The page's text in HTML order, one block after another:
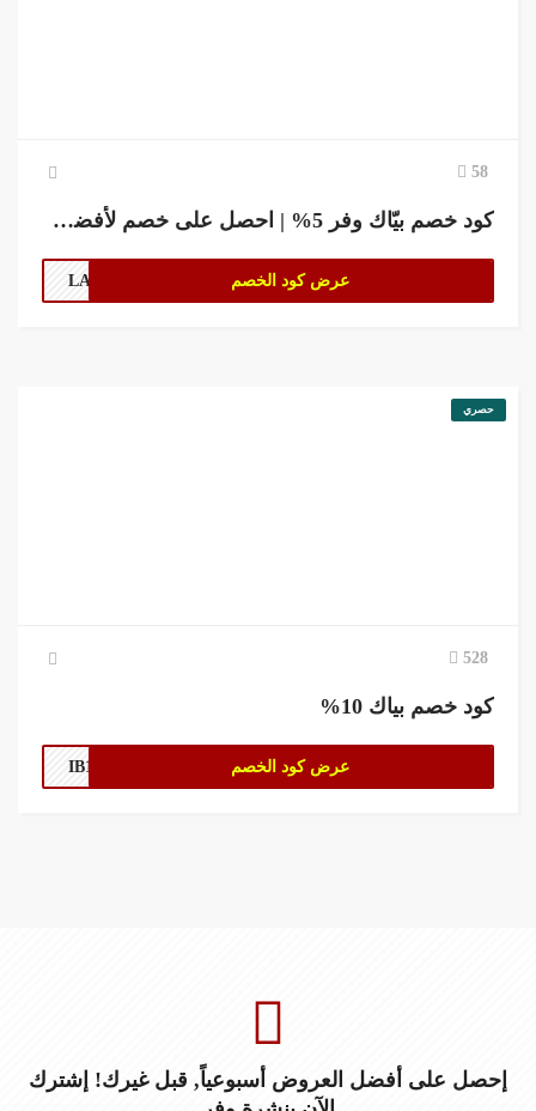
58
كود خصم بيّاك وفر 5% | احصل على خصم لأفضل متجر متخصص في بيع القهوة
عرض كود الخصم
حصري
528
كود خصم بياك 10%
عرض كود الخصم
إحصل على أفضل العروض أسبوعياً, قبل غيرك! إشترك